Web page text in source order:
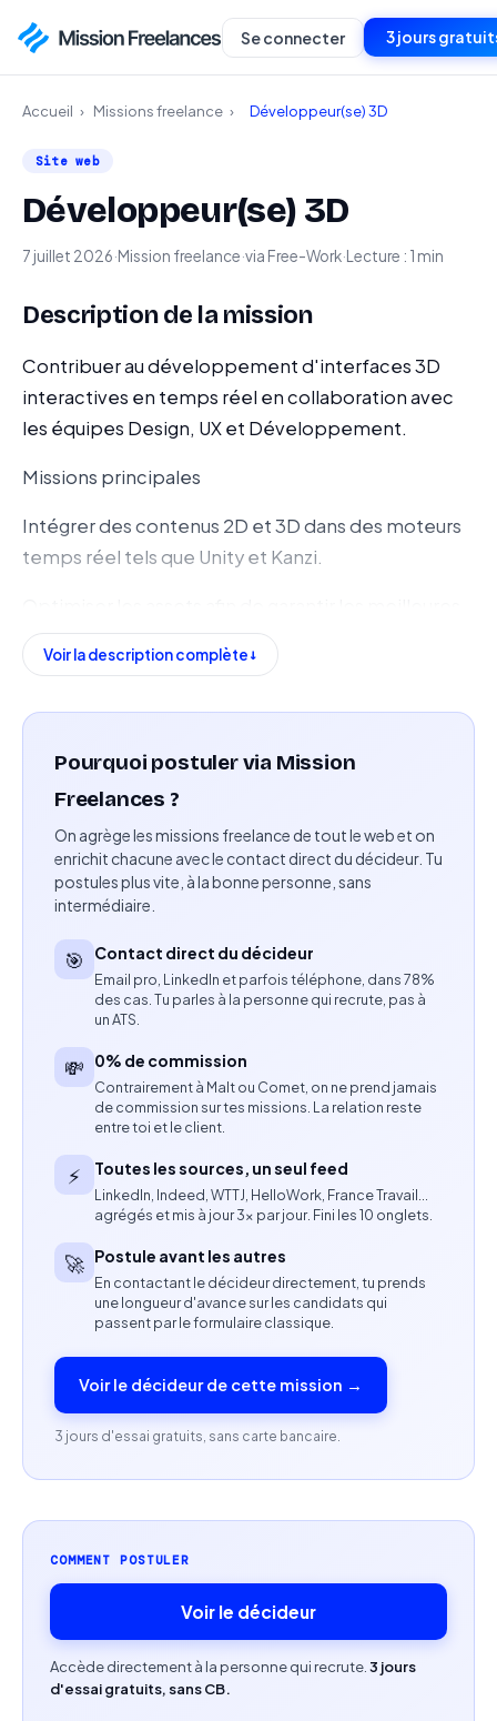
Se connecter 3 jours
Accueil › Missions freelance › Développeur(se) 3D
Site web
Développeur(se) 3D
7 juillet 2026·Mission freelance·via Free-Work·Lecture : 1 min
Description de la mission
Contribuer au développement d'interfaces 3D
interactives en temps réel en collaboration avec
les équipes Design, UX et Développement.
Missions principales
Intégrer des contenus 2D et 3D dans des moteurs
temps réel tels que Unity et Kanzi.
performances.
Baking, PBR, shaders).
Collaborer avec les équipes Design et
Développement pour transformer les maquettes
en interfaces interactives.
Participer à l'amélioration continue de la qualité
graphique des applications embarquées.
Compétences attendues
Maîtrise de Unity et Blender.
Expérience en développement ou en intégration
3D temps réel.
Bonne connaissance des workflows 3D.
Connaissance de Git, Perforce ou Plastic SCM.
atout.
Une expérience dans le jeu vidéo, la simulation ou
Bon niveau d'anglais.
Profil recherché
développement ou intégration 3D temps réel.
Capacité à collaborer avec des équipes
pluridisciplinaires.
Capacité à s'intégrer rapidement à une équipe
existante.
Voir la description complète
Pourquoi postuler via Mission
Freelances ?
On agrège les missions freelance de tout le web et on
enrichit chacune avec le contact direct du décideur. Tu
postules plus vite, à la bonne personne, sans
intermédiaire.
🎯 Contact direct du décideur
Email pro, LinkedIn et parfois téléphone, dans 78%
des cas. Tu parles à la personne qui recrute, pas à
un ATS.
💸 0% de commission
Contrairement à Malt ou Comet, on ne prend jamais
de commission sur tes missions. La relation reste
entre toi et le client.
⚡ Toutes les sources, un seul feed
LinkedIn, Indeed, WTTJ, HelloWork, France Travail…
agrégés et mis à jour 3× par jour. Fini les 10 onglets.
🚀 Postule avant les autres
En contactant le décideur directement, tu prends
une longueur d'avance sur les candidats qui
passent par le formulaire classique.
Voir le décideur de cette mission →
3 jours d'essai gratuits, sans carte bancaire.
COMMENT POSTULER
Voir le décideur
Accède directement à la personne qui recrute. 3 jours
d'essai gratuits, sans CB.